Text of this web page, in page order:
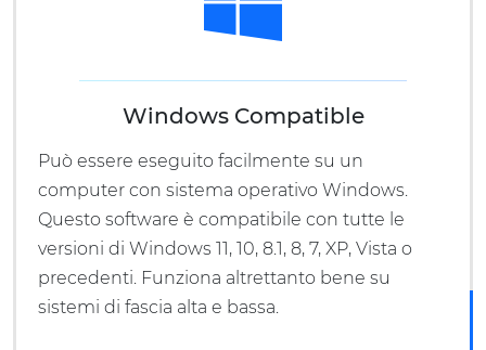
Windows Compatible
Può essere eseguito facilmente su un
computer con sistema operativo Windows.
Questo software è compatibile con tutte le
versioni di Windows 11, 10, 8.1, 8, 7, XP, Vista o
precedenti. Funziona altrettanto bene su
sistemi di fascia alta e bassa.